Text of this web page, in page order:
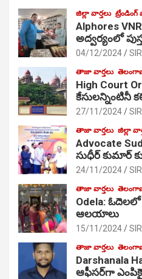
జిల్లా వార్తలు ట్రేండింగ్
Alphores
అద్వర్యంలో
04/12/2024
తాజా వార్తలు
High Court
కేసులన్నింటినీ
27/11/2024
తాజా వార్తలు జిల్లా
Advocate
సుధీర్ కుమార్
24/11/2024
తాజా వార్తలు
Odela:
ఆల‌యాలు
15/11/2024
తాజా వార్తలు
Darshanala
ఆఫీసర్‌గా